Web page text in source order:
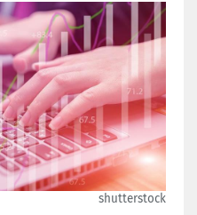
shutterstock